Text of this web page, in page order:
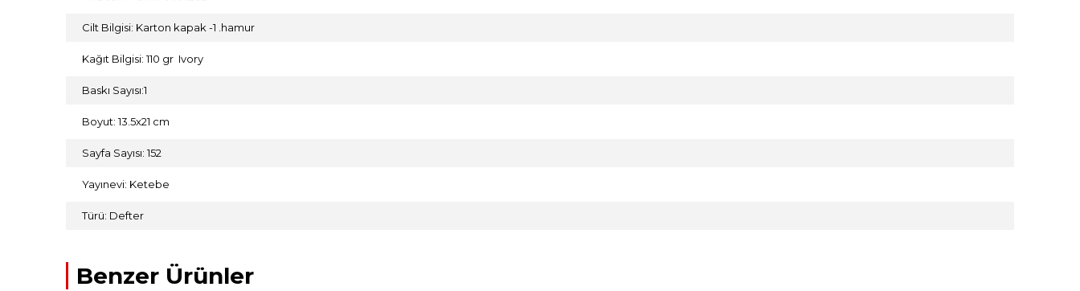
Cilt Bilgisi: Karton kapak -1 .hamur
Kağıt Bilgisi: 110 gr Ivory
Baskı Sayısı:1
Boyut: 13.5x21 cm
Sayfa Sayısı: 152
Yayınevi: Ketebe
Türü: Defter
Benzer Ürünler